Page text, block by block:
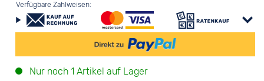
Verfügbare Zahlweisen:
Nur noch 1 Artikel auf Lager